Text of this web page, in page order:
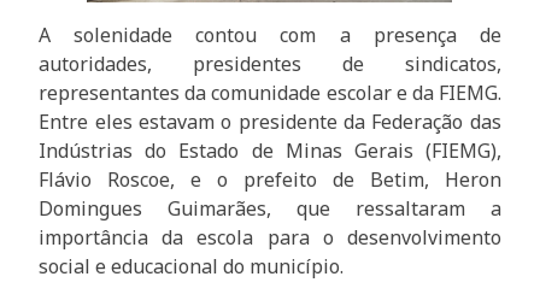
A solenidade contou com a presença de
autoridades, presidentes de sindicatos,
representantes da comunidade escolar e da FIEMG.
Entre eles estavam o presidente da Federação das
Indústrias do Estado de Minas Gerais (FIEMG),
Flávio Roscoe, e o prefeito de Betim, Heron
Domingues Guimarães, que ressaltaram a
importância da escola para o desenvolvimento
social e educacional do município.